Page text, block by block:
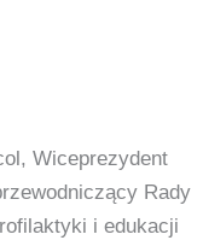
Wiceprezydent
Rady
i edukacji